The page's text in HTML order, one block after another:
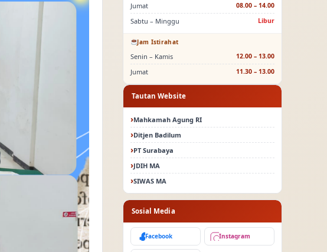
Jumat 08.00 – 14.00
Sabtu – Minggu Libur
Jam Istirahat
Senin – Kamis 12.00 – 13.00
Jumat 11.30 – 13.00
Tautan Website
Mahkamah Agung RI
Ditjen Badilum
PT Surabaya
JDIH MA
SIWAS MA
Sosial Media
Facebook Instagram